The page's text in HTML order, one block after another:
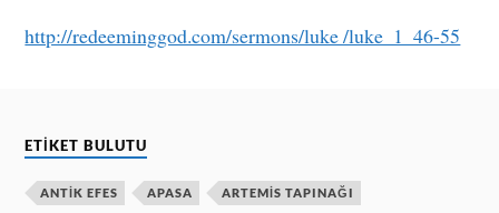
http://redeeminggod.com/sermons/luke /luke_1_46-55
ETIKET BULUTU
ANTIK EFES APASA ARTEMIS TAPINAĞI